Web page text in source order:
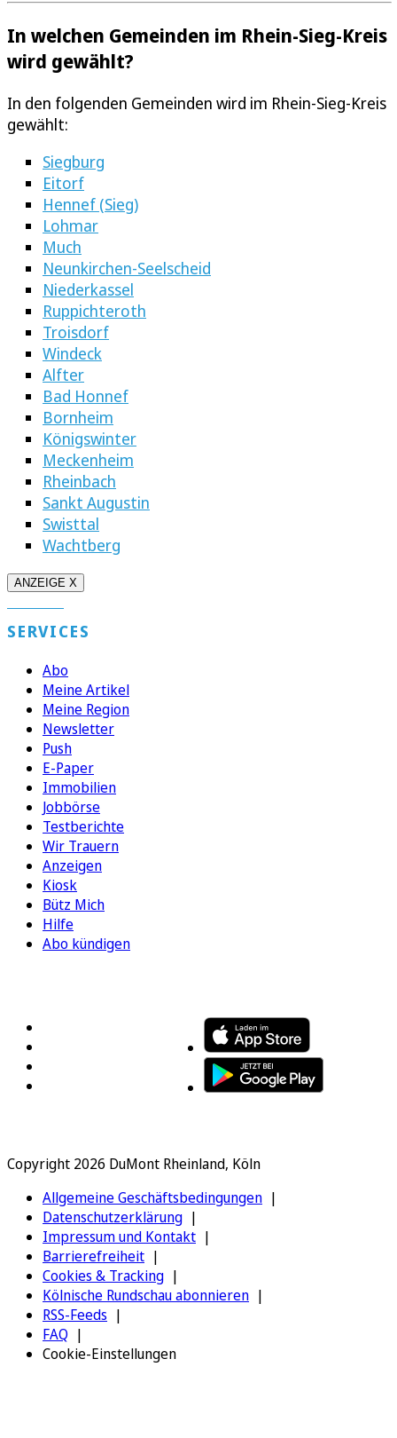
In welchen Gemeinden im Rhein-Sieg-Kreis
wird gewählt?
In den folgenden Gemeinden wird im Rhein-Sieg-Kreis
gewählt:
Siegburg
Eitorf
Hennef (Sieg)
Lohmar
Much
Neunkirchen-Seelscheid
Niederkassel
Ruppichteroth
Troisdorf
Windeck
Alfter
Bad Honnef
Bornheim
Königswinter
Meckenheim
Rheinbach
Sankt Augustin
Swisttal
Wachtberg
ANZEIGE X
SERVICES
Abo
Meine Artikel
Meine Region
Newsletter
Push
E-Paper
Immobilien
Jobbörse
Testberichte
Wir Trauern
Anzeigen
Kiosk
Bütz Mich
Hilfe
Abo kündigen
Copyright 2026 DuMont Rheinland, Köln
Allgemeine Geschäftsbedingungen
Datenschutzerklärung
Impressum und Kontakt
Barrierefreiheit
Cookies & Tracking
Kölnische Rundschau abonnieren
RSS-Feeds
FAQ
Cookie-Einstellungen